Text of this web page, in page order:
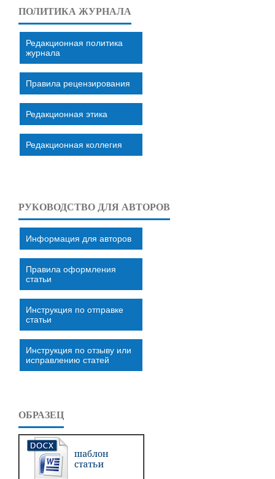
ПОЛИТИКА ЖУРНАЛА
Редакционная политика
журнала
Правила рецензирования
Редакционная этика
Редакционная коллегия
РУКОВОДСТВО ДЛЯ АВТОРОВ
Информация для авторов
Правила оформления
статьи
Инструкция по отправке
статьи
Инструкция по отзыву или
исправлению статей
ОБРАЗЕЦ